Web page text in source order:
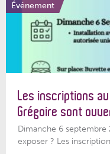
Événement
Les inscriptions
Grégoire sont
Dimanche 6 septembre
exposer ? Les